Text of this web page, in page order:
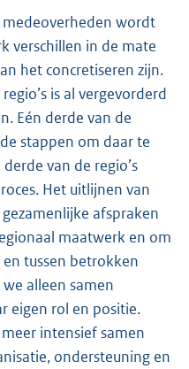
wordt
verschillen in de mate
het concretiseren zijn.
is al vergevorderd
Eén derde van de
stappen om daar te
van de regio’s
Het uitlijnen van
afspraken
maatwerk en om
tussen betrokken
alleen samen
eigen rol en positie.
intensief samen
ondersteuning en